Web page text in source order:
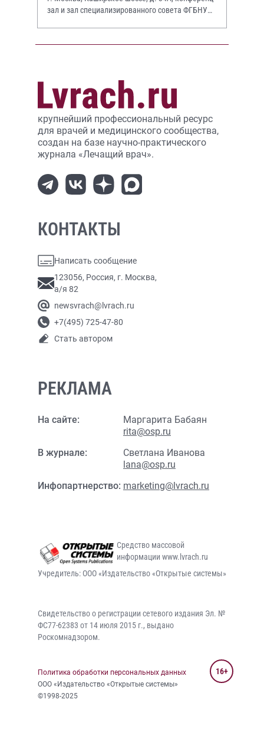
зал и зал специализированного совета ФГБНУ
крупнейший профессиональный ресурс
для врачей и медицинского сообщества,
создан на базе научно-практического
журнала «Лечащий врач».
КОНТАКТЫ
Написать сообщение
123056, Россия, г. Москва,
а/я 82
newsvrach@lvrach.ru
+7(495) 725-47-80
Стать автором
РЕКЛАМА
На сайте:
Маргарита Бабаян
rita@osp.ru
В журнале:
Светлана Иванова
lana@osp.ru
Инфопартнерство: marketing@lvrach.ru
Средство массовой
информации www.lvrach.ru
Учредитель: ООО «Издательство «Открытые системы»
Свидетельство о регистрации сетевого издания Эл. №
ФС77-62383 от 14 июля 2015 г., выдано
Роскомнадзором.
Политика обработки персональных данных
ООО «Издательство «Открытые системы»
©1998-2025
16+